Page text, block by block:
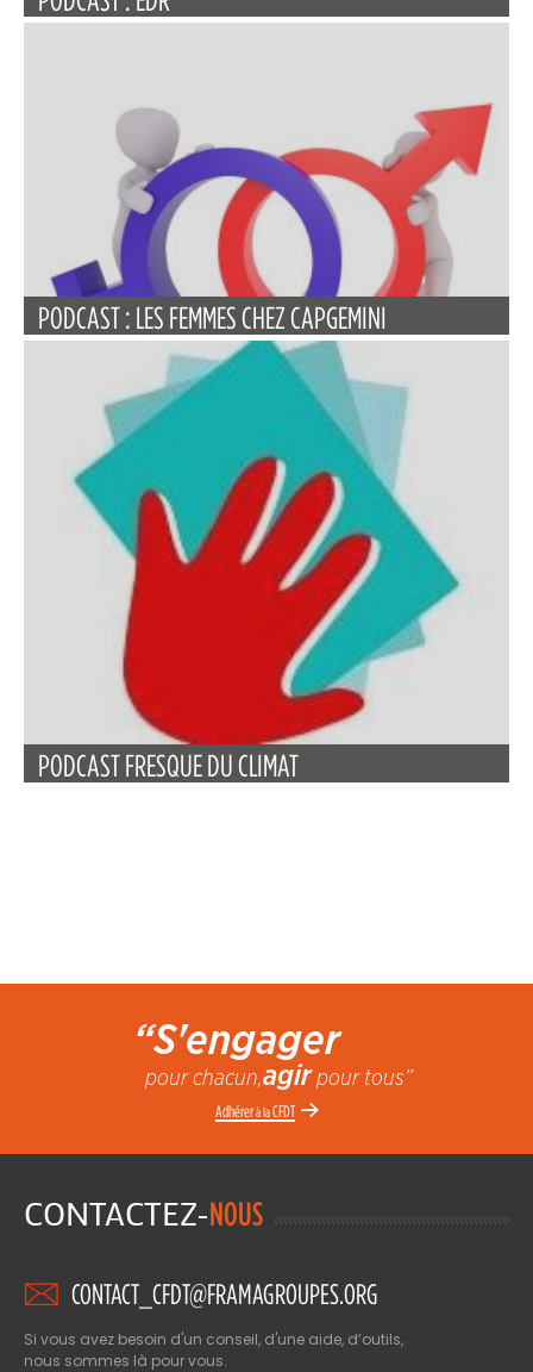
PODCAST : LES FEMMES CHEZ CAPGEMINI
PODCAST FRESQUE DU CLIMAT
“S'engager
pour chacun,agirpour tous”
Adhérerà laCFDT
CONTACTEZ-NOUS
CONTACT_CFDT@FRAMAGROUPES.ORG
Si vous avez besoin d'un conseil, d'une aide, d’outils,
nous sommes là pour vous.